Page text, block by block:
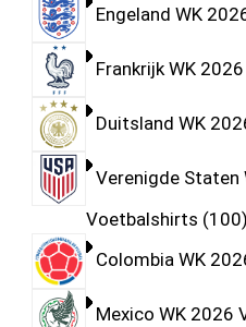
Engeland WK
Frankrijk WK
Duitsland WK
Verenigde Staten
Voetbalshirts 100
Colombia WK
Mexico WK 2026